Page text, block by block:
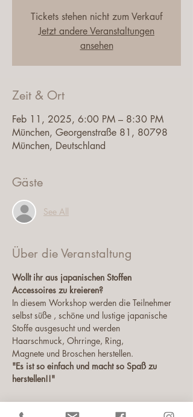
Tickets stehen nicht zum Verkauf
Jetzt andere Veranstaltungen
ansehen
Zeit & Ort
Feb 11, 2025, 6:00 PM – 8:30 PM
München, Georgenstraße 81, 80798
München, Deutschland
Gäste
See All
Über die Veranstaltung
Wollt ihr aus japanischen Stoffen
Accessoires zu kreieren?
In diesem Workshop werden die Teilnehmer
selbst süße , schöne und lustige japanische
Stoffe ausgesucht und werden
Haarschmuck, Ohrringe, Ring,
Magnete und Broschen herstellen.
"Es ist so einfach und macht so Spaß zu
herstellen!!"